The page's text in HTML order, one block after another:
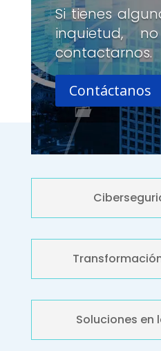
Si tienes
inquietud,
contactarnos.
Contáctanos
Soluciones en